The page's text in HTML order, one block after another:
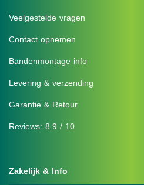
Veelgestelde vragen
Contact opnemen
Bandenmontage info
Levering & verzending
Garantie & Retour
Reviews: 8.9 / 10
Zakelijk & Info